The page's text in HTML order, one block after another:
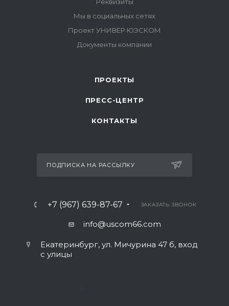
ПРОЕКТЫ
ПРЕСС-ЦЕНТР
КОНТАКТЫ
ПОДПИСКА НА РАССЫЛКУ
+7 (967) 639-87-67 ЗАКАЗАТЬ ЗВОНОК
info@uscom66.com
Екатеринбург, ул. Мичурина 47 б, вход
с улицы
>